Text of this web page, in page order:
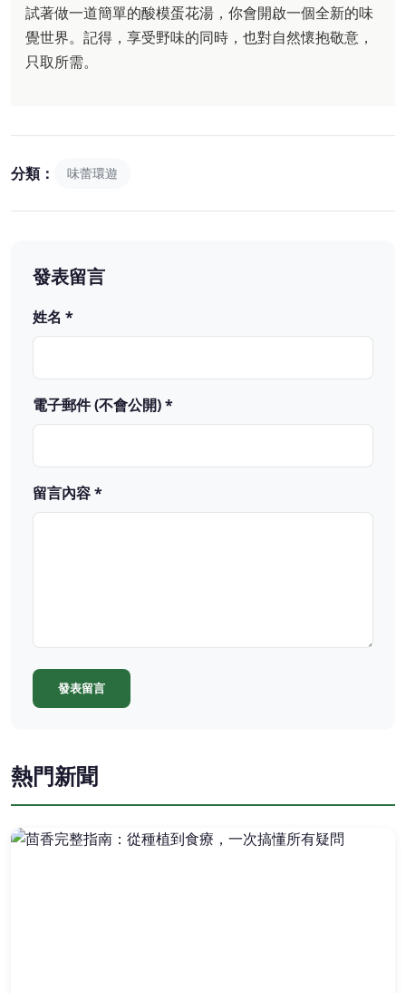
試著做一道簡單的酸模蛋花湯，你會開啟一個全新的味
覺世界。記得，享受野味的同時，也對自然懷抱敬意，
只取所需。
分類： 味蕾環遊
發表留言
姓名 *
電子郵件 (不會公開) *
留言內容 *
發表留言
熱門新聞